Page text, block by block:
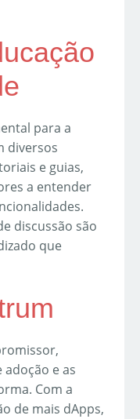
para a
diversos
e guias,
a entender
discussão são
que
e as
Com a
de mais dApps,